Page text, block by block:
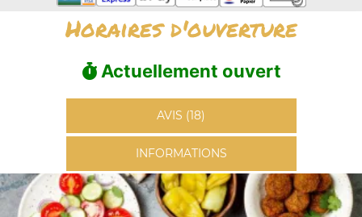
Horaires d'ouverture
Actuellement ouvert
AVIS (18)
INFORMATIONS